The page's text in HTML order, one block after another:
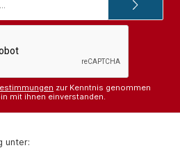
Mail-
zur Kenntnis genommen
mit ihnen einverstanden.
unter: